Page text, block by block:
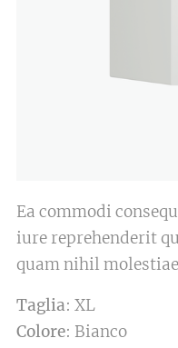
Ea commodi
iure reprehenderit
quam nihil
Taglia: XL
Colore: Bianco